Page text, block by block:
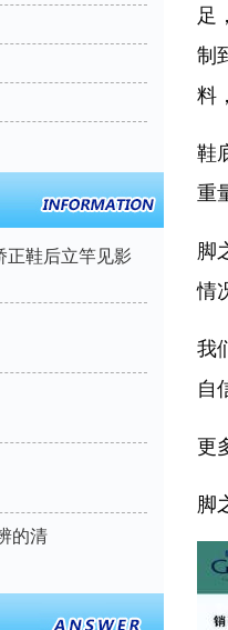
正鞋后立竿见影
的清
足
制
料
鞋
重
脚
情
我
自
更
脚